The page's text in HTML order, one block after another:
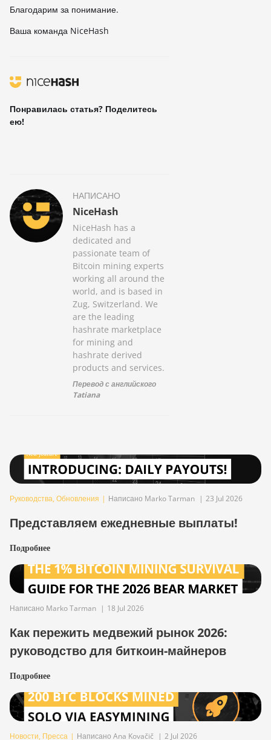
Благодарим за понимание.
Ваша команда NiceHash
Понравилась статья? Поделитесь
ею!
НАПИСАНО
NiceHash
NiceHash has a
dedicated and
passionate team of
Bitcoin mining experts
working all around the
world, and is based in
Zug, Switzerland. We
are the leading
hashrate marketplace
for mining and
hashrate derived
products and services.
Перевод с английского
Tatiana
Руководства, Обновления | Написано Marko Tarman | 23 Jul 2026
Представляем ежедневные выплаты!
Подробнее
Написано Marko Tarman | 18 Jul 2026
Как пережить медвежий рынок 2026:
руководство для биткоин-майнеров
Подробнее
Новости, Пресса | Написано Ana Kovačič | 2 Jul 2026